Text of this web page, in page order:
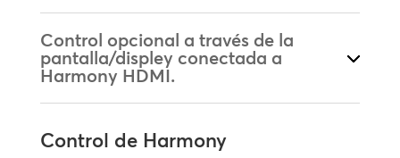
Control opcional a través de la
pantalla/displey conectada a
Harmony HDMI.
Control de Harmony